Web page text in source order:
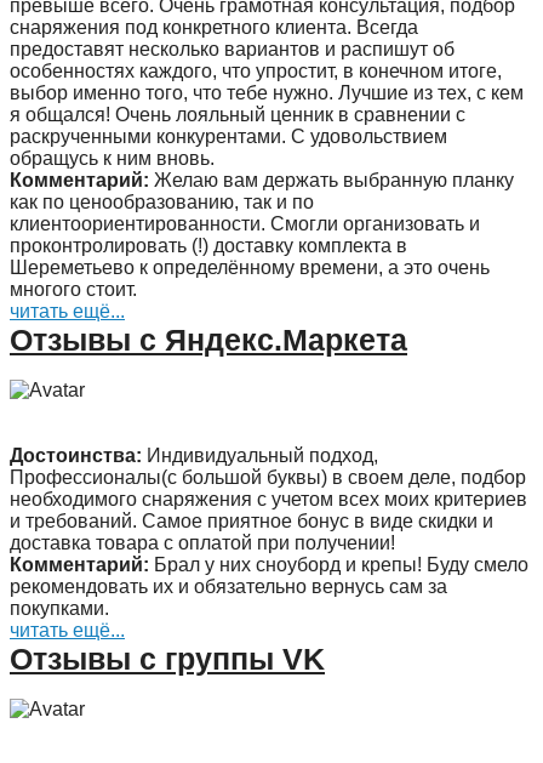
превыше всего. Очень грамотная консультация, подбор
снаряжения под конкретного клиента. Всегда
предоставят несколько вариантов и распишут об
особенностях каждого, что упростит, в конечном итоге,
выбор именно того, что тебе нужно. Лучшие из тех, с кем
я общался! Очень лояльный ценник в сравнении с
раскрученными конкурентами. С удовольствием
обращусь к ним вновь.
Комментарий: Желаю вам держать выбранную планку
как по ценообразованию, так и по
клиентоориентированности. Смогли организовать и
проконтролировать (!) доставку комплекта в
Шереметьево к определённому времени, а это очень
многого стоит.
читать ещё...
Отзывы с Яндекс.Маркета
Достоинства: Индивидуальный подход,
Профессионалы(с большой буквы) в своем деле, подбор
необходимого снаряжения с учетом всех моих критериев
и требований. Самое приятное бонус в виде скидки и
доставка товара с оплатой при получении!
Комментарий: Брал у них сноуборд и крепы! Буду смело
рекомендовать их и обязательно вернусь сам за
покупками.
читать ещё...
Отзывы с группы VK